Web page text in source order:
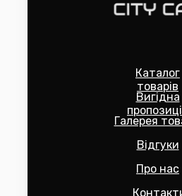
Каталог
товарів
Вигідна
Галерея
Відгуки
Про нас